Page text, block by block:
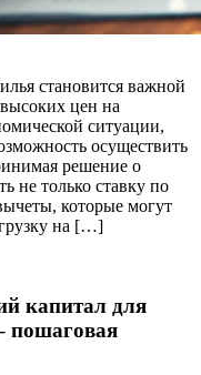
становится важной
цен на
ситуации,
осуществить
решение о
не только ставку по
которые могут
на […]
капитал для
пошаговая